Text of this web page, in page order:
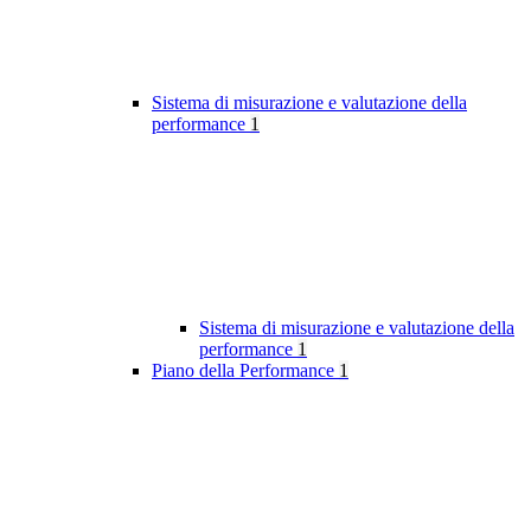
Sistema di misurazione e valutazione della
performance 1
Sistema di misurazione e valutazione della
performance 1
Piano della Performance 1